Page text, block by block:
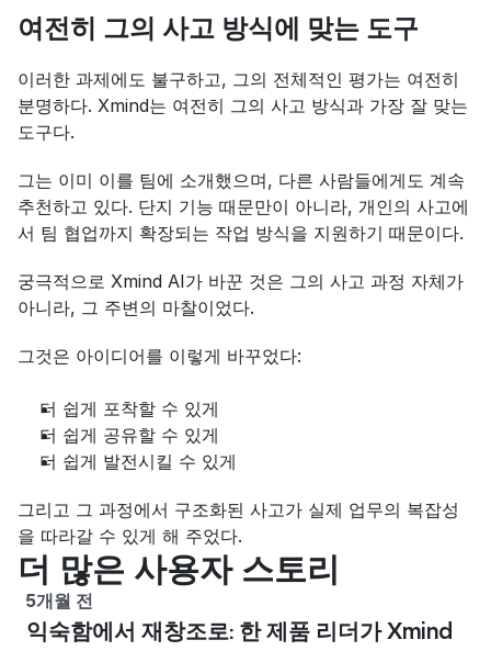
여전히 그의 사고 방식에 맞는 도구
이러한 과제에도 불구하고, 그의 전체적인 평가는 여전히
분명하다. Xmind는 여전히 그의 사고 방식과 가장 잘 맞는
도구다.
그는 이미 이를 팀에 소개했으며, 다른 사람들에게도 계속
추천하고 있다. 단지 기능 때문만이 아니라, 개인의 사고에
서 팀 협업까지 확장되는 작업 방식을 지원하기 때문이다.
궁극적으로 Xmind AI가 바꾼 것은 그의 사고 과정 자체가
아니라, 그 주변의 마찰이었다.
그것은 아이디어를 이렇게 바꾸었다:
더 쉽게 포착할 수 있게
더 쉽게 공유할 수 있게
더 쉽게 발전시킬 수 있게
그리고 그 과정에서 구조화된 사고가 실제 업무의 복잡성
을 따라갈 수 있게 해 주었다.
더 많은 사용자 스토리
5개월 전
익숙함에서 재창조로: 한 제품 리더가 Xmind